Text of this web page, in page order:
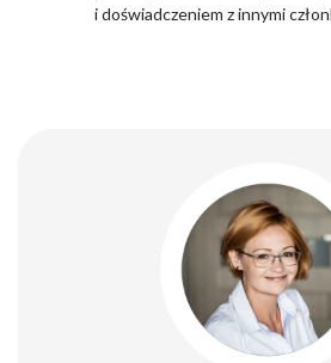
i doświadczeniem z innymi